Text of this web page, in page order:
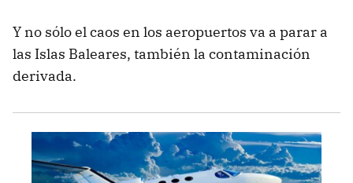
Y no sólo el caos en los aeropuertos va a parar a
las Islas Baleares, también la contaminación
derivada.